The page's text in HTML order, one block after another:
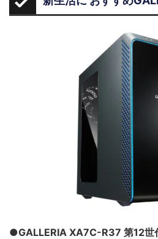
●GALLERIA XA7C-R37 第12世